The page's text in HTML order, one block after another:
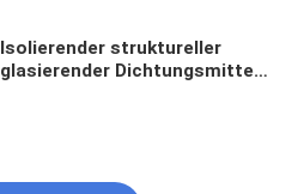
Isolierender struktureller
glasierender Dichtungsmittel-